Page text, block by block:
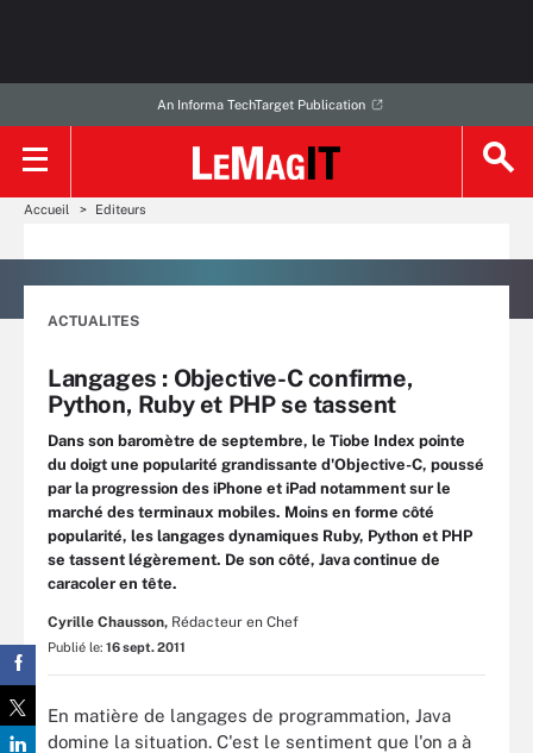
An Informa TechTarget Publication
Accueil Editeurs
ACTUALITES
Langages : Objective-C confirme,
Python, Ruby et PHP se tassent
Dans son baromètre de septembre, le Tiobe Index pointe
du doigt une popularité grandissante d'Objective-C, poussé
par la progression des iPhone et iPad notamment sur le
marché des terminaux mobiles. Moins en forme côté
popularité, les langages dynamiques Ruby, Python et PHP
se tassent légèrement. De son côté, Java continue de
caracoler en tête.
Cyrille Chausson, Rédacteur en Chef
Publié le: 16 sept. 2011
En matière de langages de programmation, Java
domine la situation. C'est le sentiment que l'on a à